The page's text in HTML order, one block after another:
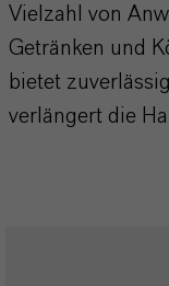
Vielzahl von
Getränken und
bietet
verlängert die